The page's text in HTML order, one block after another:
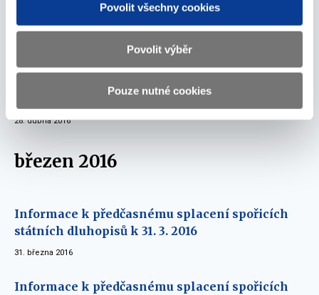
Povolit všechny cookies
Povolit výběr
Pouze nutné cookies
duben 2016
Upozornění pro všechny vlastníky spořicích
28. dubna 2016
březen 2016
Informace k předčasnému splacení spořicích
státních dluhopisů k 31. 3. 2016
31. března 2016
Informace k předčasnému splacení spořicích